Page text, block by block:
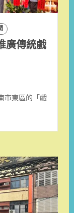
廣傳統戲
市東區的「戲